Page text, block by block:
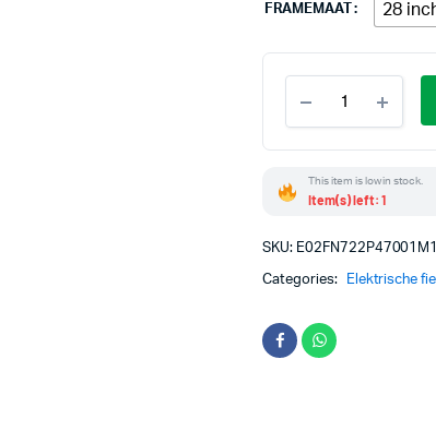
FRAMEMAAT 28
stuks
This item is low in stock.
Item(s) left: 1
SKU: E02FN722P47001M1
Categories: Elektrische